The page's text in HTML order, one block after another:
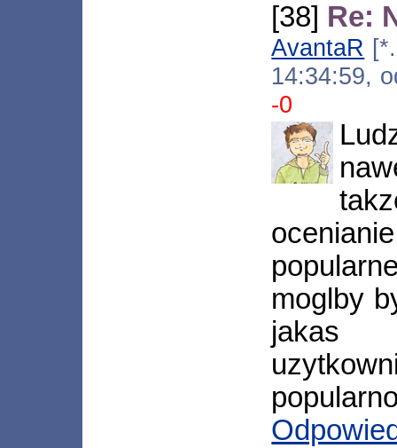
[38] Re:
AvantaR
14:34:59,
-0
moglby
jakas